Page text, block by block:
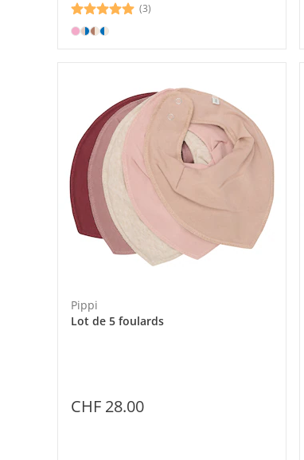
(3)
Pippi
Lot de 5 foulards
CHF 28.00